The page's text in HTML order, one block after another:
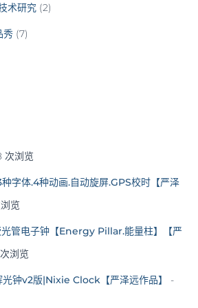
术研究 (2)
秀 (7)
次浏览
字体.4种动画.自动旋屏.GPS校时【严泽
览
管电子钟【Energy Pillar.能量柱】【严
浏览
钟v2版|Nixie Clock【严泽远作品】
-